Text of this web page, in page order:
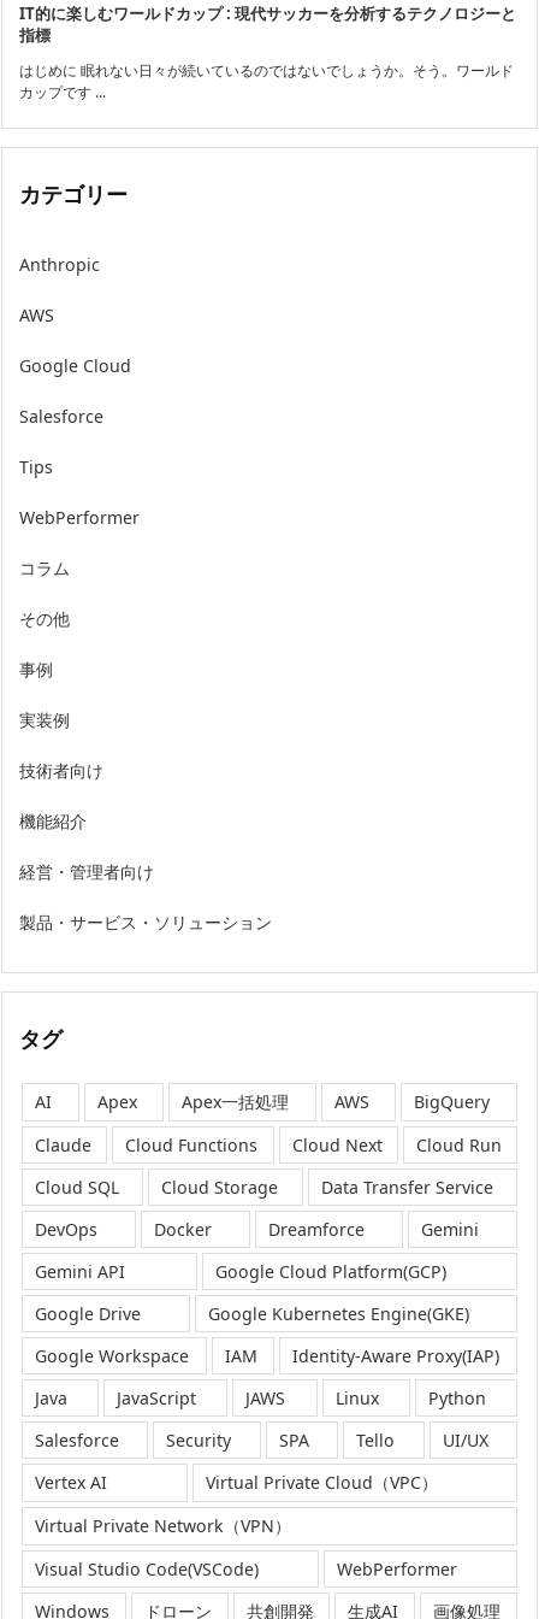
IT的に楽しむワールドカップ : 現代サッカーを分析するテクノロジーと
指標
はじめに 眠れない日々が続いているのではないでしょうか。そう。ワールド
カップです ...
カテゴリー
Anthropic
AWS
Google Cloud
Salesforce
Tips
WebPerformer
コラム
その他
事例
実装例
技術者向け
機能紹介
経営・管理者向け
製品・サービス・ソリューション
タグ
AI Apex Apex一括処理 AWS
BigQuery
Claude
Cloud Functions Cloud Next
Cloud Run
Cloud SQL
Cloud Storage
Data Transfer Service
DevOps
Docker Dreamforce
Gemini
Gemini API
Google Cloud Platform(GCP)
Google Drive
Google Kubernetes Engine(GKE)
Google Workspace
IAM
Identity-Aware Proxy(IAP)
Java
JavaScript JAWS Linux
Python
Salesforce
Security SPA Tello
UI/UX
Vertex AI
Virtual Private Cloud（VPC）
Virtual Private Network（VPN）
Visual Studio Code(VSCode)
WebPerformer
Windows
ドローン 共創開発 生成AI 画像処理